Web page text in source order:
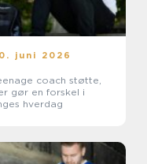
juni 2026
coach støtte,
gør en forskel i
hverdag